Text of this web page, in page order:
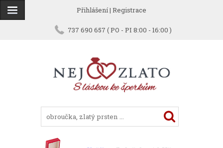
Přihlášení| Registrace
737 690 657 ( PO - PI 8:00 - 16:00 )